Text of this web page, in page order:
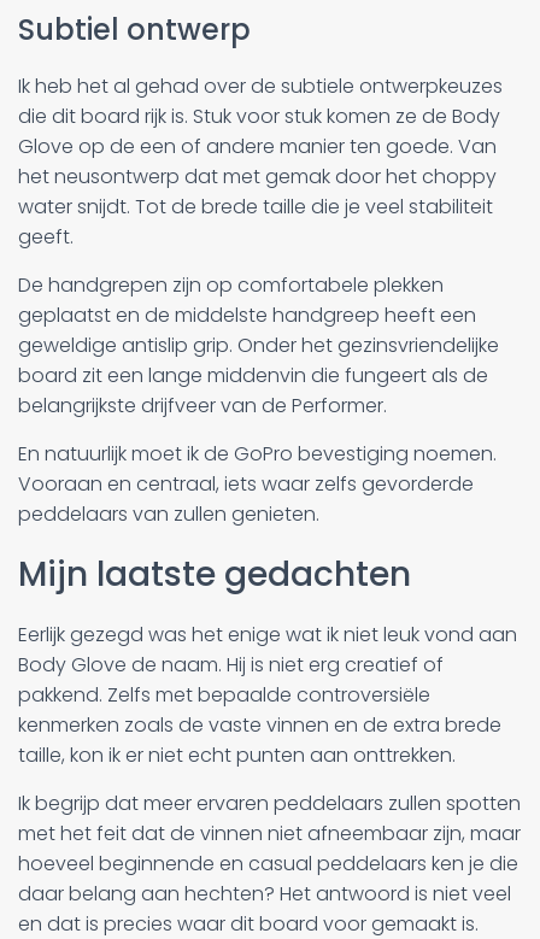
Subtiel ontwerp
Ik heb het al gehad over de subtiele ontwerpkeuzes
die dit board rijk is. Stuk voor stuk komen ze de Body
Glove op de een of andere manier ten goede. Van
het neusontwerp dat met gemak door het choppy
water snijdt. Tot de brede taille die je veel stabiliteit
geeft.
De handgrepen zijn op comfortabele plekken
geplaatst en de middelste handgreep heeft een
geweldige antislip grip. Onder het gezinsvriendelijke
board zit een lange middenvin die fungeert als de
belangrijkste drijfveer van de Performer.
En natuurlijk moet ik de GoPro bevestiging noemen.
Vooraan en centraal, iets waar zelfs gevorderde
peddelaars van zullen genieten.
Mijn laatste gedachten
Eerlijk gezegd was het enige wat ik niet leuk vond aan
Body Glove de naam. Hij is niet erg creatief of
pakkend. Zelfs met bepaalde controversiële
kenmerken zoals de vaste vinnen en de extra brede
taille, kon ik er niet echt punten aan onttrekken.
Ik begrijp dat meer ervaren peddelaars zullen spotten
met het feit dat de vinnen niet afneembaar zijn, maar
hoeveel beginnende en casual peddelaars ken je die
daar belang aan hechten? Het antwoord is niet veel
en dat is precies waar dit board voor gemaakt is.